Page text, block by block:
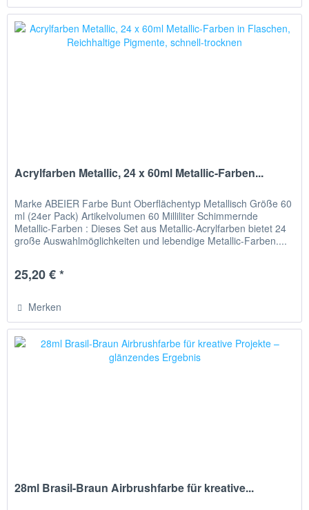
Acrylfarben Metallic, 24 x 60ml Metallic-Farben...
Marke ABEIER Farbe Bunt Oberflächentyp Metallisch Größe 60
ml (24er Pack) Artikelvolumen 60 Milliliter Schimmernde
Metallic-Farben : Dieses Set aus Metallic-Acrylfarben bietet 24
große Auswahlmöglichkeiten und lebendige Metallic-Farben....
25,20 € *
Merken
28ml Brasil-Braun Airbrushfarbe für kreative...